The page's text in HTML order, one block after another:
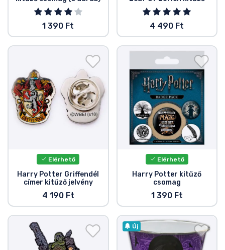
1 390 Ft 4 490 Ft
Elérhető
Harry Potter Griffendél
címer kitűző jelvény
4 190 Ft
Elérhető
Harry Potter kitűző
csomag
1 390 Ft
Új